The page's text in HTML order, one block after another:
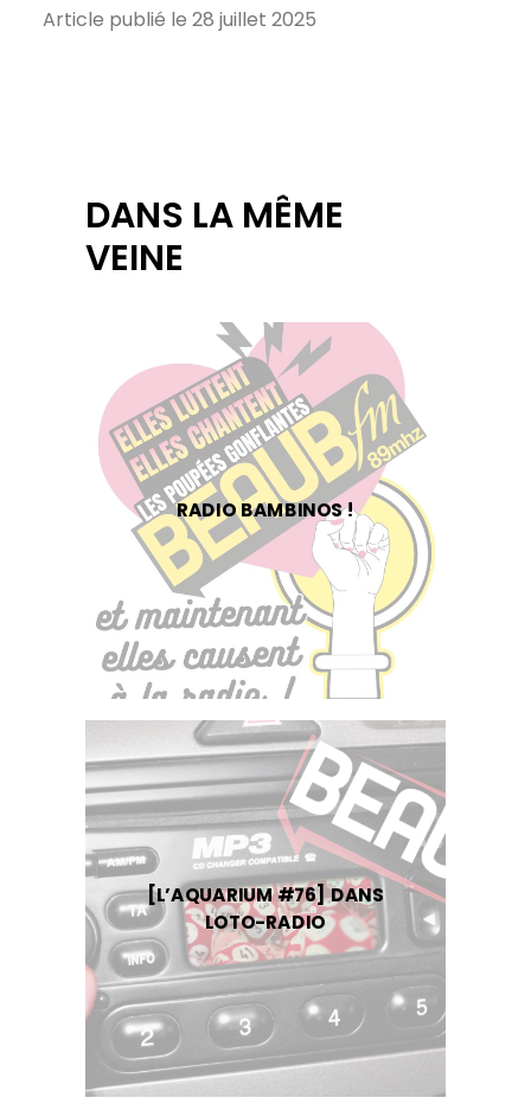
Article publié le 28 juillet 2025
DANS LA MÊME
VEINE
RADIO BAMBINOS !
[L’AQUARIUM #76] DANS
LOTO-RADIO